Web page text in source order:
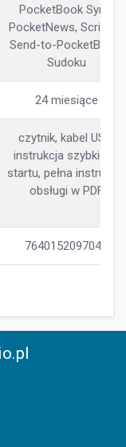
PocketBook Sync,
PocketNews, Scribble,
Send-to-PocketBook,
Sudoku
24 miesiące
czytnik, kabel USB,
instrukcja szybkiego
startu, pełna instrukcja
obsługi w PDF
7640152097041